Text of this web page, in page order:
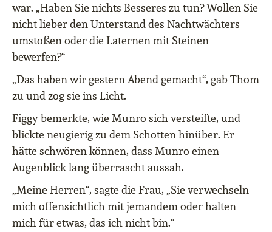
war. „Haben Sie nichts Besseres zu tun? Wollen Sie
nicht lieber den Unterstand des Nachtwächters
umstoßen oder die Laternen mit Steinen
bewerfen?“
„Das haben wir gestern Abend gemacht“, gab Thom
zu und zog sie ins Licht.
Figgy bemerkte, wie Munro sich versteifte, und
blickte neugierig zu dem Schotten hinüber. Er
hätte schwören können, dass Munro einen
Augenblick lang überrascht aussah.
„Meine Herren“, sagte die Frau, „Sie verwechseln
mich offensichtlich mit jemandem oder halten
mich für etwas, das ich nicht bin.“